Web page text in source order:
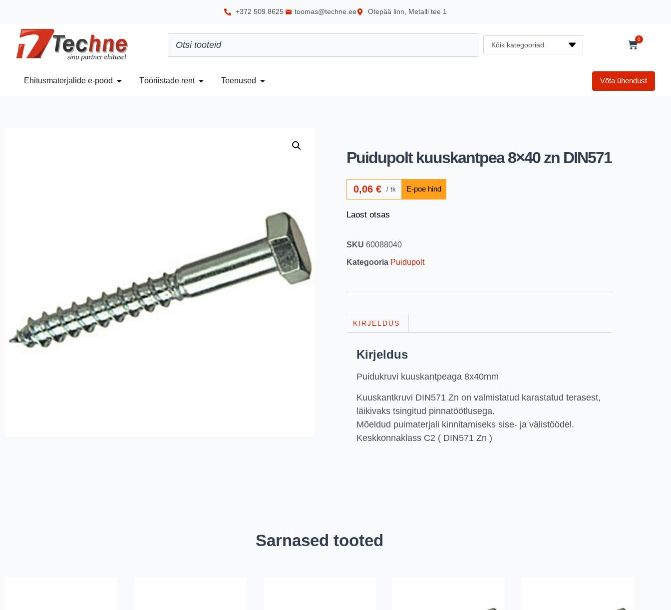
+372 509 8625 toomas@techne.ee Otepää linn, Metalli tee 1
Kõik kategooriad
0
Ehitusmaterjalide e-pood Tööriistade rent Teenused Võta ühendust
Puidupolt kuuskantpea 8×40 zn DIN571
0,06€ tk
Laost otsas
SKU 60088040
Kategooria Puidupolt
KIRJELDUS
Kirjeldus
Puidukruvi kuuskantpeaga 8x40mm
Kuuskantkruvi DIN571 Zn on valmistatud karastatud terasest,
läikivaks tsingitud pinnatöötlusega.
Mõeldud puimaterjali kinnitamiseks sise- ja välistöödel.
Keskkonnaklass C2 ( DIN571 Zn )
Sarnased tooted